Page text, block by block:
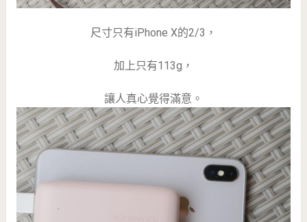
尺寸只有iPhone X的2/3，
加上只有113g，
讓人真心覺得滿意。